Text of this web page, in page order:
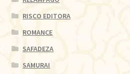
RISCO EDITORA
ROMANCE
SAFADEZA
SAMURAI